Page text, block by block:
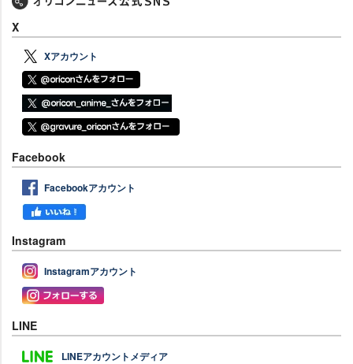
X
Xアカウント
Facebook
Facebookアカウント
Instagram
Instagramアカウント
LINE
LINEアカウントメディア